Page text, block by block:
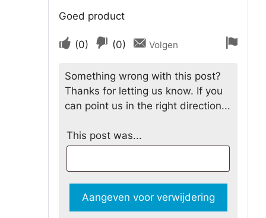
Goed product
Stem
dit
nuttig
was
(0)
Stem
dit
niet
nuttig
was
(0) Volgen
Something wrong with this post?
Thanks for letting us know. If you
can point us in the right direction...
This post was...
Aangeven voor verwijdering